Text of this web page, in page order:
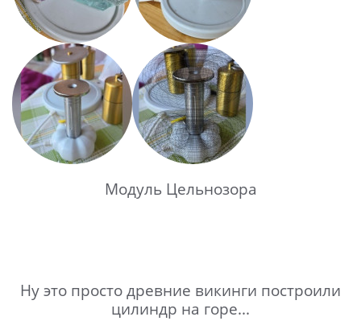
Модуль Цельнозора
Ну это просто древние викинги построили
цилиндр на горе...